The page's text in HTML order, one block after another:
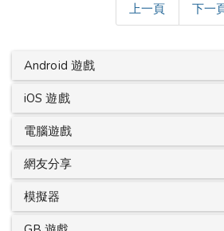
上一頁 下一
Android 遊戲
iOS 遊戲
電腦遊戲
網友分享
模擬器